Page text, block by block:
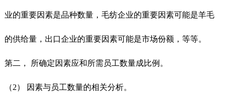
业的重要因素是品种数量，毛纺企业的重要因素可能是羊毛
的供给量，出口企业的重要因素可能是市场份额，等等。
第二， 所确定因素应和所需员工数量成比例。
（2） 因素与员工数量的相关分析。